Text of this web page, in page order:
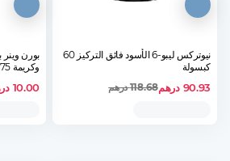
نيوتركس ليبو-6 الأسود فائق التركيز 60
كبسولة
90.93 درهم118.68درهم
بورن وينر
وكريمة 75 جم
10.00